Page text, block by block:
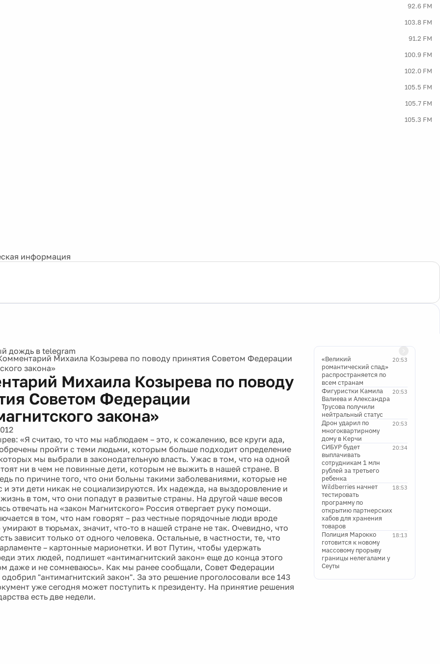
92.6 FM
103.8 FM
91.2 FM
100.9 FM
102.0 FM
105.5 FM
105.7 FM
105.3 FM
информация
Михаила Козырева по поводу принятия Советом Федерации
закона»
Михаила Козырева по поводу
Советом Федерации
закона»
«Я считаю, то что мы наблюдаем – это, к сожалению, все круги ада,
пройти с теми людьми, которым больше подходит определение
мы выбрали в законодательную власть. Ужас в том, что на одной
ни в чем не повинные дети, которым не выжить в нашей стране. В
по причине того, что они больны такими заболеваниями, которые не
и эти дети никак не социализируются. Их надежда, на выздоровление и
в том, что они попадут в развитые страны. На другой чаше весов
отвечать на «закон Магнитского» Россия отвергает руку помощи.
в том, что нам говорят – раз честные порядочные люди вроде
умирают в тюрьмах, значит, что-то в нашей стране не так. Очевидно, что
зависит только от одного человека. Остальные, в частности, те, что
– картонные марионетки. И вот Путин, чтобы удержать
этих людей, подпишет «антимагнитский закон» еще до конца этого
даже и не сомневаюсь». Как мы ранее сообщали, Совет Федерации
"антимагнитский закон". За это решение проголосовали все 143
уже сегодня может поступить к президенту. На принятие решения
есть две недели.
20:53
«Великий
романтический спад»
распространяется по
всем странам
20:53
Фигуристки Камила
Валиева и Александра
Трусова получили
нейтральный статус
20:53
Дрон ударил по
многоквартирному
дому в Керчи
20:34
СИБУР будет
выплачивать
сотрудникам 1 млн
рублей за третьего
ребенка
18:53
Wildberries начнет
тестировать
программу по
открытию партнерских
хабов для хранения
товаров
18:13
Полиция Марокко
готовится к новому
массовому прорыву
границы нелегалами у
Сеуты